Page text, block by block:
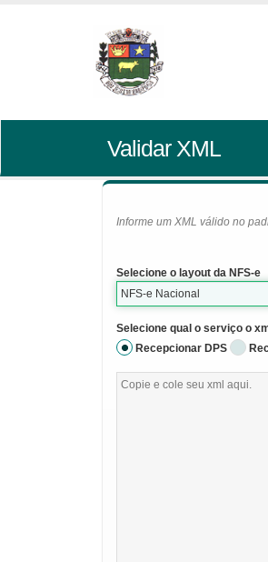
Validar XML
Informe um XML válido no
Selecione o layout da NFS-e
NFS-e Nacional
Selecione qual o serviço o
Recepcionar DPS